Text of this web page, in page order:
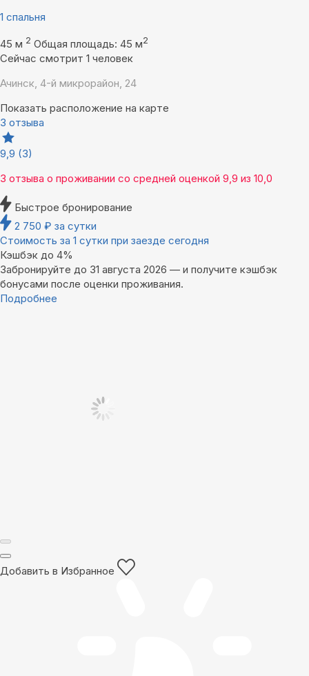
1 спальня
45 м 2 Общая площадь: 45 м2
Сейчас смотрит 1 человек
Ачинск, 4-й микрорайон, 24
Показать расположение на карте
3 отзыва
9,9 (3)
3 отзыва о проживании со средней оценкой 9,9 из 10,0
Быстрое бронирование
2 750 ₽ за сутки
Стоимость за 1 сутки при заезде сегодня
Кэшбэк до 4%
Забронируйте до 31 августа 2026 — и получите кэшбэк
бонусами после оценки проживания.
Подробнее
Добавить в Избранное